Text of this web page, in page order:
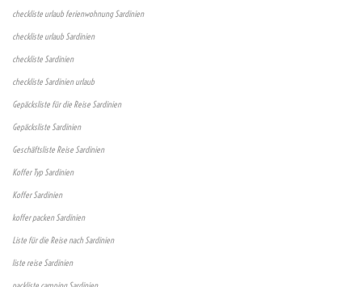
checkliste urlaub ferienwohnung Sardinien
checkliste urlaub Sardinien
checkliste Sardinien
checkliste Sardinien urlaub
Gepäcksliste für die Reise Sardinien
Gepäcksliste Sardinien
Geschäftsliste Reise Sardinien
Koffer Typ Sardinien
Koffer Sardinien
koffer packen Sardinien
Liste für die Reise nach Sardinien
liste reise Sardinien